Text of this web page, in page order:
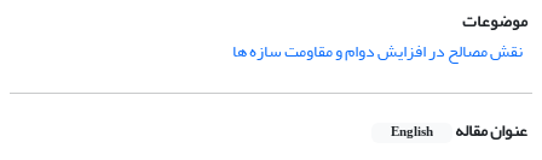
موضوعات
نقش مصالح در افزایش دوام و مقاومت سازه ها
عنوان مقاله English